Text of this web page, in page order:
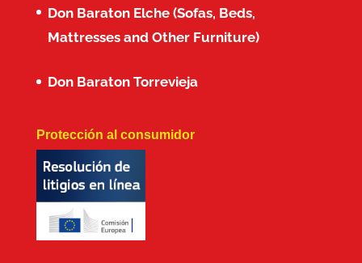
Don Baraton Elche (Sofas, Beds,
Mattresses and Other Furniture)
Don Baraton Torrevieja
Protección al consumidor